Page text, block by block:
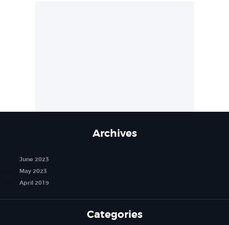
Archives
June 2023
May 2023
April 2019
Categories